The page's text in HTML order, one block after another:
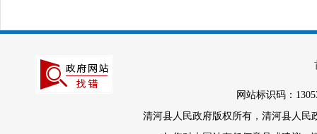
网站标识码：
清河县人民政府版权所有，清河县人